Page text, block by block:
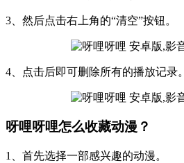
3、然后点击右上角的“清空”按钮。
4、点击后即可删除所有的播放记录。
呀哩呀哩怎么收藏动漫？
1、首先选择一部感兴趣的动漫。